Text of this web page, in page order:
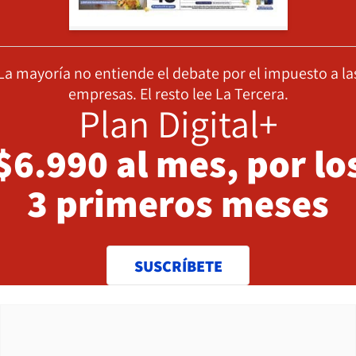
mayoría no entiende el debate por el impuesto a
empresas. El resto lee La Tercera.
Plan Digital+
al mes, por
3 primeros meses
SUSCRÍBETE